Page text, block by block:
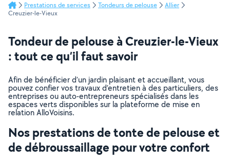
Prestations de services Tondeurs de pelouse
Allier
Creuzier-le-Vieux
Tondeur de pelouse à Creuzier-le-Vieux
: tout ce qu’il faut savoir
Afin de bénéficier d’un jardin plaisant et accueillant, vous
pouvez confier vos travaux d’entretien à des particuliers, des
entreprises ou auto-entrepreneurs spécialisés dans les
espaces verts disponibles sur la plateforme de mise en
relation AlloVoisins.
Nos prestations de tonte de pelouse et
de débroussaillage pour votre confort